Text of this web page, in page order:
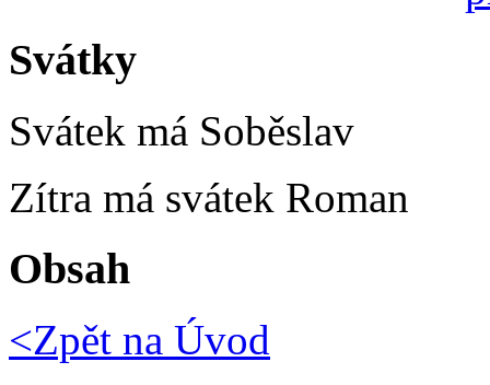
Svátky
Svátek má Soběslav
Zítra má svátek Roman
Obsah
<Zpět na Úvod